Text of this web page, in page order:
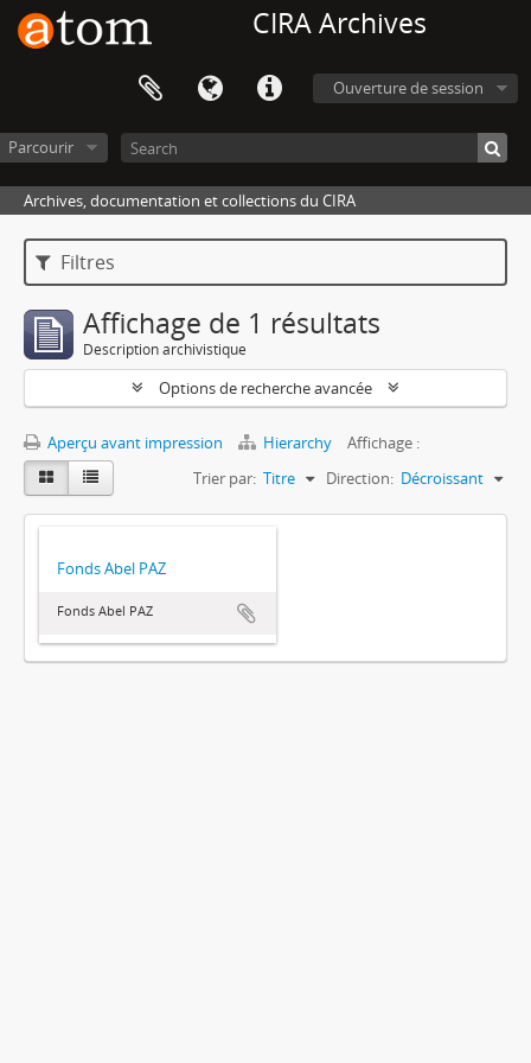
CIRA Archives
Ouverture de session
Parcourir
Archives, documentation et collections du CIRA
Filtres
Affichage de 1 résultats
Description archivistique
Options de recherche avancée
Aperçu avant impression Hierarchy
Affichage :
Trier par: Titre Direction: Décroissant
Fonds Abel PAZ
Fonds Abel PAZ